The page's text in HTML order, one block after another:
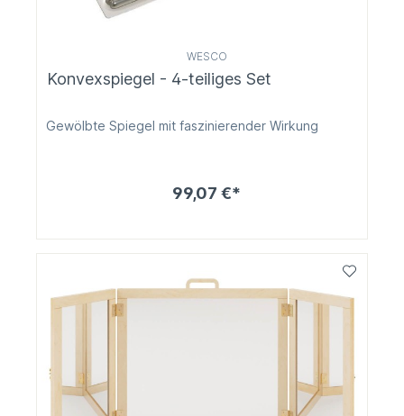
WESCO
Konvexspiegel - 4-teiliges Set
Gewölbte Spiegel mit faszinierender Wirkung
99,07 €*